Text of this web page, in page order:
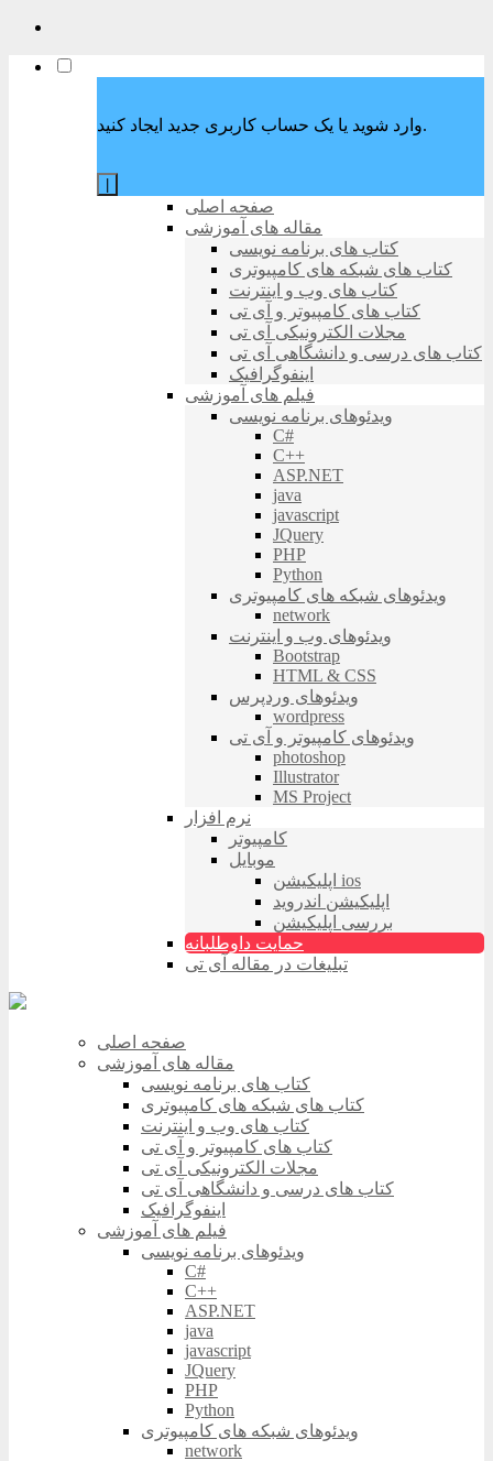
وارد شوید یا یک حساب کاربری جدید ایجاد کنید.
صفحه اصلی
مقاله های آموزشی
کتاب های برنامه نویسی
کتاب های شبکه های کامپیوتری
کتاب های وب و اینترنت
کتاب های کامپیوتر و آی تی
مجلات الکترونیکی آی تی
کتاب های درسی و دانشگاهی آی تی
اینفوگرافیک
فیلم های آموزشی
ویدئوهای برنامه نویسی
C#
C++
ASP.NET
java
javascript
JQuery
PHP
Python
ویدئوهای شبکه های کامپیوتری
network
ویدئوهای وب و اینترنت
Bootstrap
HTML & CSS
ویدئوهای وردپرس
wordpress
ویدئوهای کامپیوتر و آی تی
photoshop
Illustrator
MS Project
نرم افزار
کامپیوتر
موبایل
اپلیکیشن ios
اپلیکیشن اندروید
بررسی اپلیکیشن
حمایت داوطلبانه
تبلیغات در مقاله آی تی
صفحه اصلی
مقاله های آموزشی
کتاب های برنامه نویسی
کتاب های شبکه های کامپیوتری
کتاب های وب و اینترنت
کتاب های کامپیوتر و آی تی
مجلات الکترونیکی آی تی
کتاب های درسی و دانشگاهی آی تی
اینفوگرافیک
فیلم های آموزشی
ویدئوهای برنامه نویسی
C#
C++
ASP.NET
java
javascript
JQuery
PHP
Python
ویدئوهای شبکه های کامپیوتری
network